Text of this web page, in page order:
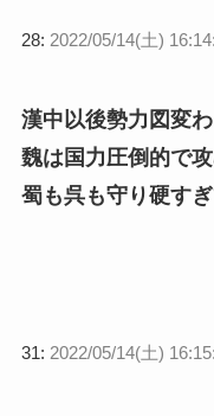
28: 2022/05/14(土)
漢中以後勢力図変
魏は国力圧倒的で
蜀も呉も守り硬す
31: 2022/05/14(土)